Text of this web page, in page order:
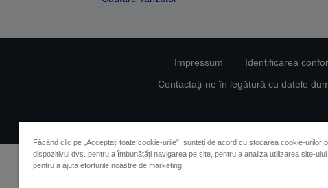
Impressum Identificarea
Contactaţi-ne în legătură cu datele
Făcând clic pe „Acceptați toate cookie-urile”, sunteți de acord cu stocarea cookie-urilor
dispozitivul dvs. pentru a îmbunătăți navigarea pe site, pentru a analiza utilizarea site-ului
pentru a ajuta eforturile noastre de marketing.